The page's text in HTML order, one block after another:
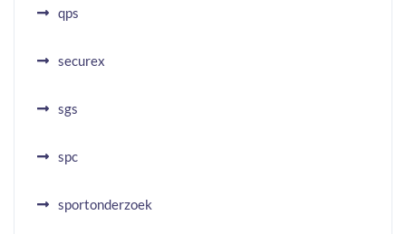
qps
securex
sgs
spc
sportonderzoek